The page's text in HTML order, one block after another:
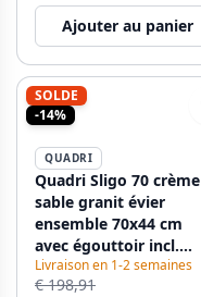
Ajouter au panier
SOLDE
-14%
QUADRI
Quadri Sligo 70 crème
sable granit évier
ensemble 70x44 cm
avec égouttoir incl.
robinet 1208967202
Livraison en 1-2 semaines
€ 198,91